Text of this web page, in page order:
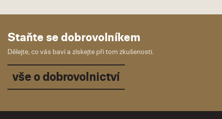
Staňte se dobrovolníkem
Dělejte, co vás baví a získejte při tom zkušenosti.
vše o dobrovolnictví